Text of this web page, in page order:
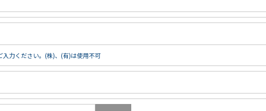
力ください。(株)、(有)は使用不可